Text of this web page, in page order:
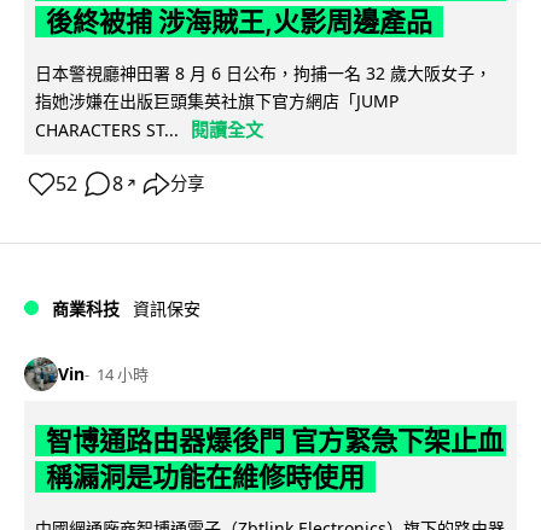
後終被捕 涉海賊王,火影周邊產品
日本警視廳神田署 8 月 6 日公布，拘捕一名 32 歲大阪女子，
指她涉嫌在出版巨頭集英社旗下官方網店「JUMP
CHARACTERS ST...
閱讀全文
52 8 ↗ 分享
商業科技 資訊保安
Vin 14 小時
智博通路由器爆後門 官方緊急下架止血
稱漏洞是功能在維修時使用